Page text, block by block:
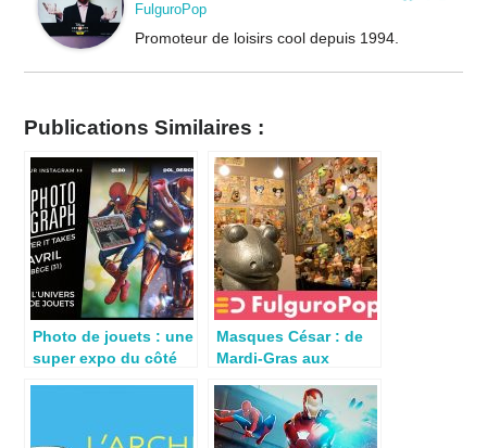
FulguroPop
Promoteur de loisirs cool depuis 1994.
Publications Similaires :
Photo de jouets : une
super expo du côté
Masques César : de
Mardi-Gras aux